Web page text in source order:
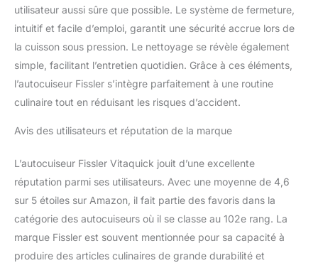
utilisateur aussi sûre que possible. Le système de fermeture,
intuitif et facile d’emploi, garantit une sécurité accrue lors de
la cuisson sous pression. Le nettoyage se révèle également
simple, facilitant l’entretien quotidien. Grâce à ces éléments,
l’autocuiseur Fissler s’intègre parfaitement à une routine
culinaire tout en réduisant les risques d’accident.
Avis des utilisateurs et réputation de la marque
L’autocuiseur Fissler Vitaquick jouit d’une excellente
réputation parmi ses utilisateurs. Avec une moyenne de 4,6
sur 5 étoiles sur Amazon, il fait partie des favoris dans la
catégorie des autocuiseurs où il se classe au 102e rang. La
marque Fissler est souvent mentionnée pour sa capacité à
produire des articles culinaires de grande durabilité et